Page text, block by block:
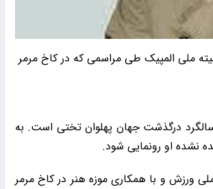
ملی المپیک طی مراسمی که در کاخ مرمر
سالگرد درگذشت جهان پهلوان تختی است. به
نشده او رونمایی شود.
و موزه ملی ورزش و با همکاری موزه هنر در کاخ مرمر